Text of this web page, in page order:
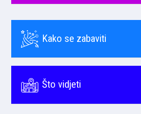
Kako se zabaviti
Što vidjeti